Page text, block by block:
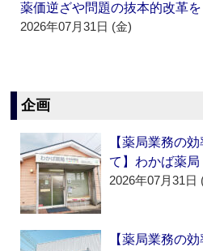
薬価逆ざや問題の抜本的改革を
2026年07月31日 (金)
企画
【薬局業務の
て】わかば薬局
2026年07月31日
【薬局業務の